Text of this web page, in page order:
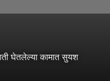
घेतलेल्या कामात सुयश